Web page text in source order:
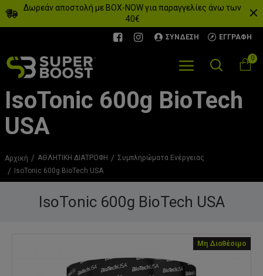
Δωρεάν αποστολή με BOX-NOW για παραγγελίες άνω των
40€
ΣΎΝΔΕΣΗ ΕΓΓΡΑΦΉ
0
IsoTonic 600g BioTech
USA
Αρχική ΑΘΛΗΤΙΚΗ ΔΙΑΤΡΟΦΗ
Συμπληρώματα Eνέργειας
IsoTonic 600g BioTech USA
IsoTonic 600g BioTech USA
Μη Διαθέσιμο